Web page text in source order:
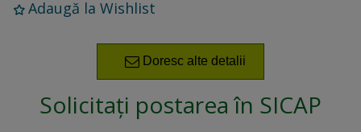
Adaugă la Wishlist
Doresc alte detalii
Solicitați postarea în SICAP